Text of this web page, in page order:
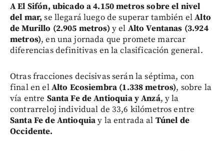
A El Sifón, ubicado a 4.150 metros sobre el nivel
del mar, se llegará luego de superar también elAlto
de Murillo (2.905 metros)y el Alto Ventanas (3.924
metros), en una jornada que promete marcar
diferencias definitivas en la clasificación general.
Otras fracciones decisivas serán la séptima, con
final en elAlto Ecosiembra (1.338 metros), sobre la
vía entre Santa Fe de Antioquia y Anzá, y la
contrarreloj individual de 33,6 kilómetros entre
Santa Fe de Antioquiay la entrada al Túnel de
Occidente.